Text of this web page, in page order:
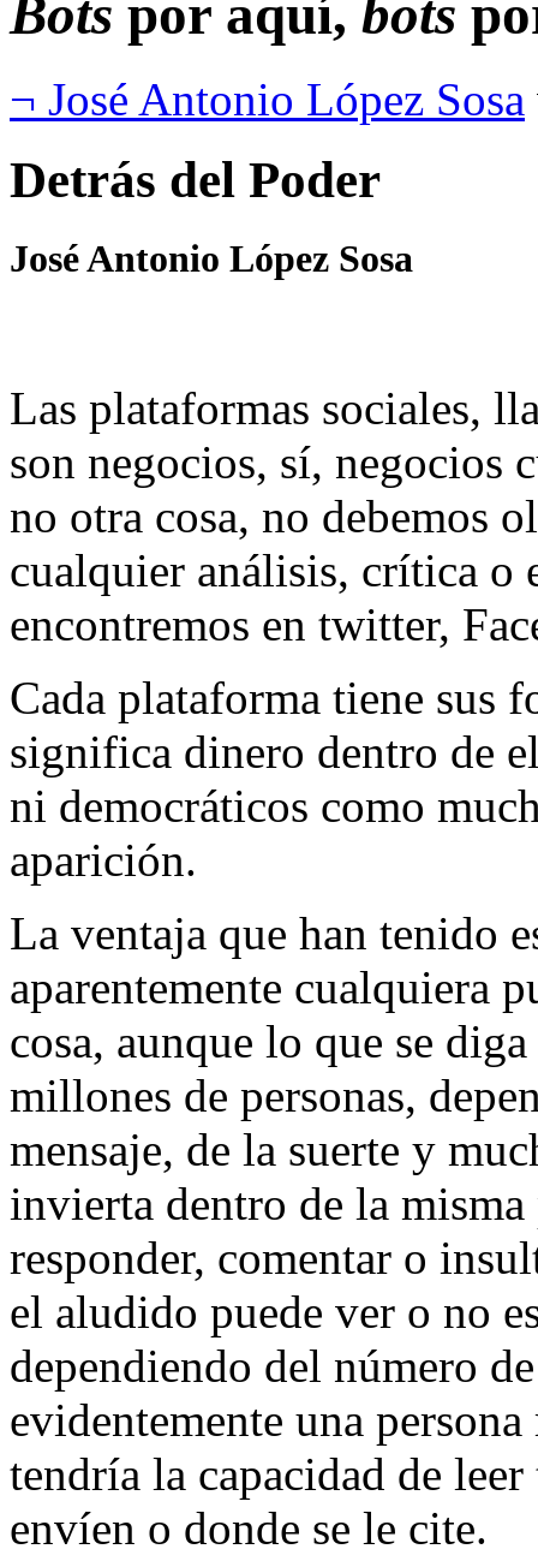
Bots por aquí, bots
¬ José Antonio López Sosa
Detrás del Poder
José Antonio López Sosa
Las plataformas sociales,
son negocios, sí, negocios
no otra cosa, no debemos
cualquier análisis, crítica o
encontremos en twitter,
Cada plataforma tiene sus
significa dinero dentro de
ni democráticos como
aparición.
La ventaja que han tenido
aparentemente cualquiera
cosa, aunque lo que se
millones de personas,
mensaje, de la suerte y
invierta dentro de la
responder, comentar o
el aludido puede ver o no
dependiendo del número
evidentemente una
tendría la capacidad de
envíen o donde se le cite.